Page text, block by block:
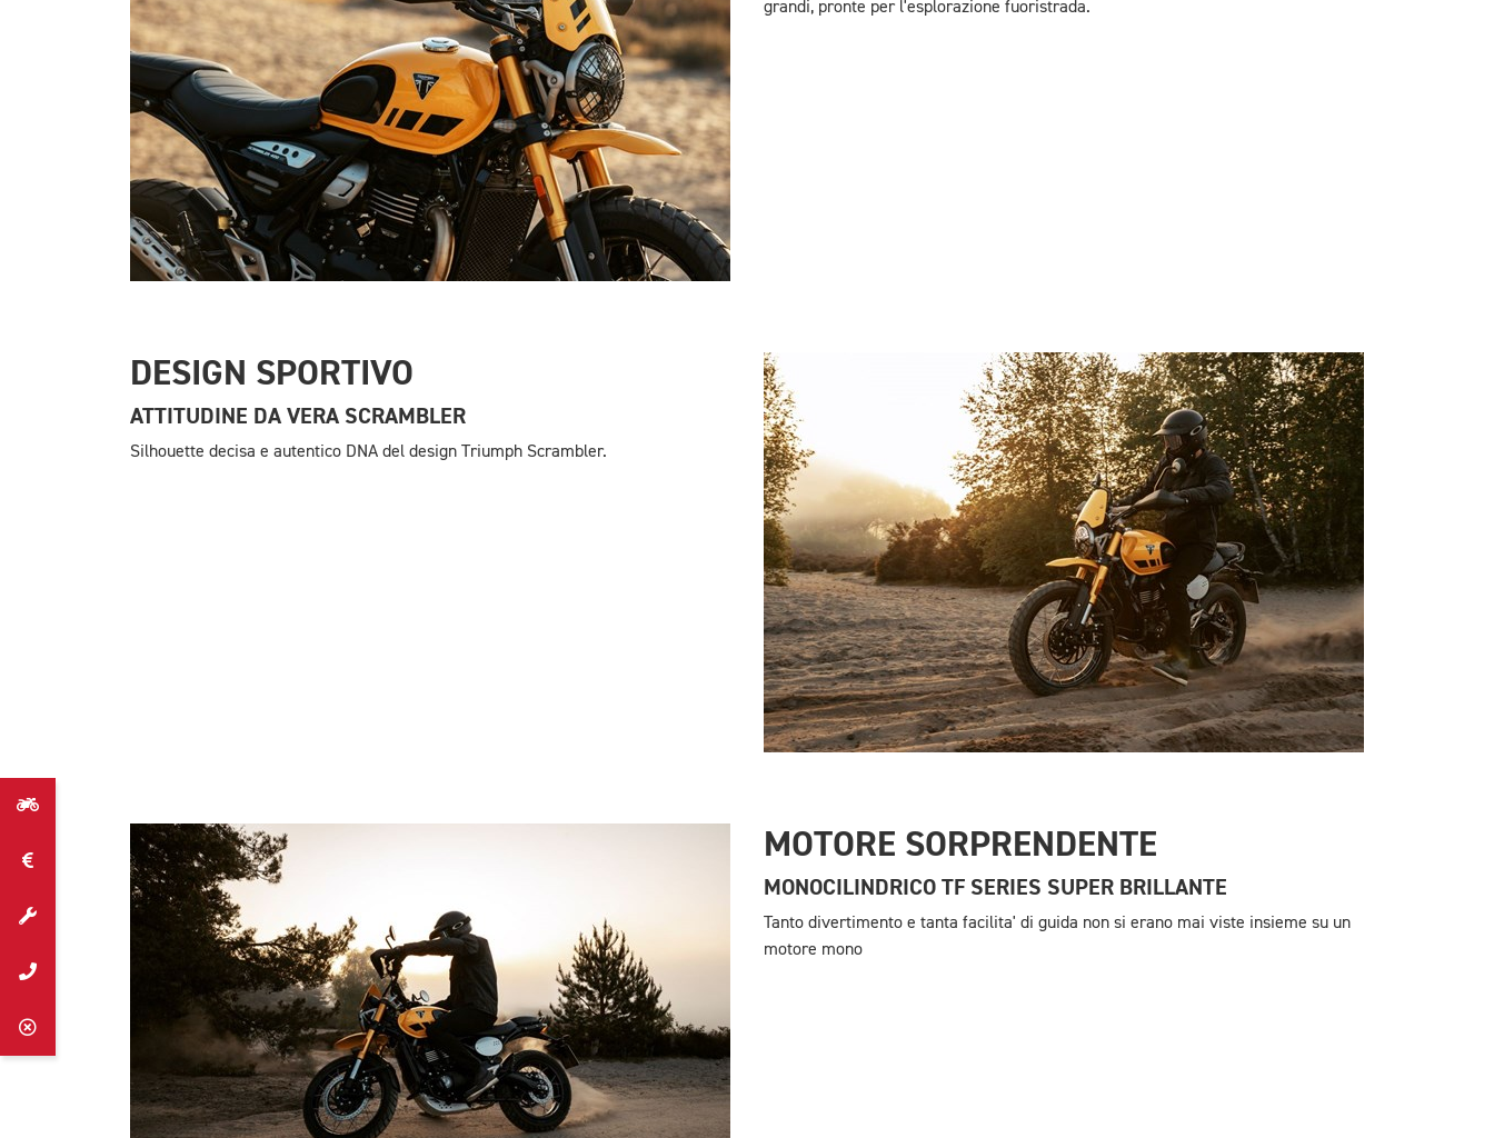
grandi, pronte per l'esplorazione fuoristrada.
DESIGN SPORTIVO
ATTITUDINE DA VERA SCRAMBLER
Silhouette decisa e autentico DNA del design Triumph Scrambler.
MOTORE SORPRENDENTE
MONOCILINDRICO TF SERIES SUPER BRILLANTE
Tanto divertimento e tanta facilita' di guida non si erano mai viste insieme su un
motore mono